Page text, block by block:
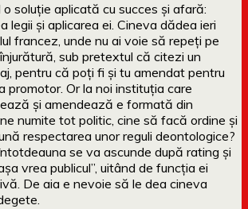
o soluție aplicată cu succes și afară:
legii și aplicarea ei. Cineva dădea ieri
francez, unde nu ai voie să repeți pe
sub pretextul că citezi un
pentru că poți fi și tu amendat pentru
promotor. Or la noi instituția care
și amendează e formată din
numite tot politic, cine să facă ordine și
respectarea unor reguli deontologice?
se va ascunde după rating și
vrea publicul”, uitând de funcția ei
De aia e nevoie să le dea cineva